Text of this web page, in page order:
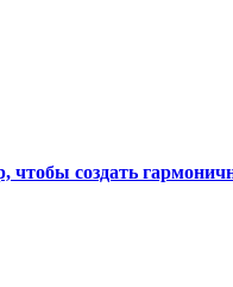
чтобы создать